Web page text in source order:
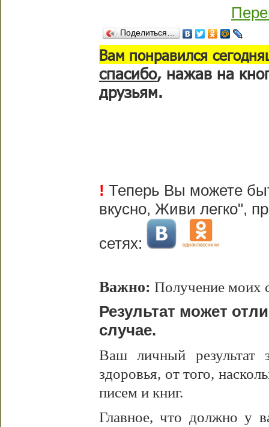
Поделиться…
Вам понравился
спасибо, нажав на
друзьям.
! Теперь Вы можете
вкусно, Живи легко",
сетях:
Важно: Получение моих
Результат может
случае.
Ваш личный результат
здоровья, от того,
писем и книг.
Главное, что должно у